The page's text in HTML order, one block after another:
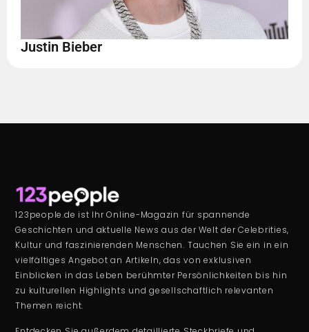
Justin Bieber
123people.de ist Ihr Online-Magazin für spannende
Geschichten und aktuelle News aus der Welt der Celebrities,
Kultur und faszinierenden Menschen. Tauchen Sie ein in ein
vielfältiges Angebot an Artikeln, das von exklusiven
Einblicken in das Leben berühmter Persönlichkeiten bis hin
zu kulturellen Highlights und gesellschaftlich relevanten
Themen reicht.